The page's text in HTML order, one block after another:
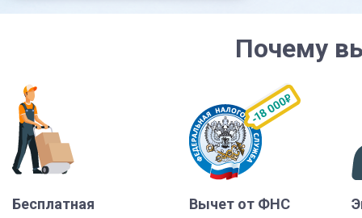
Почему
Бесплатная
Вычет от ФНС